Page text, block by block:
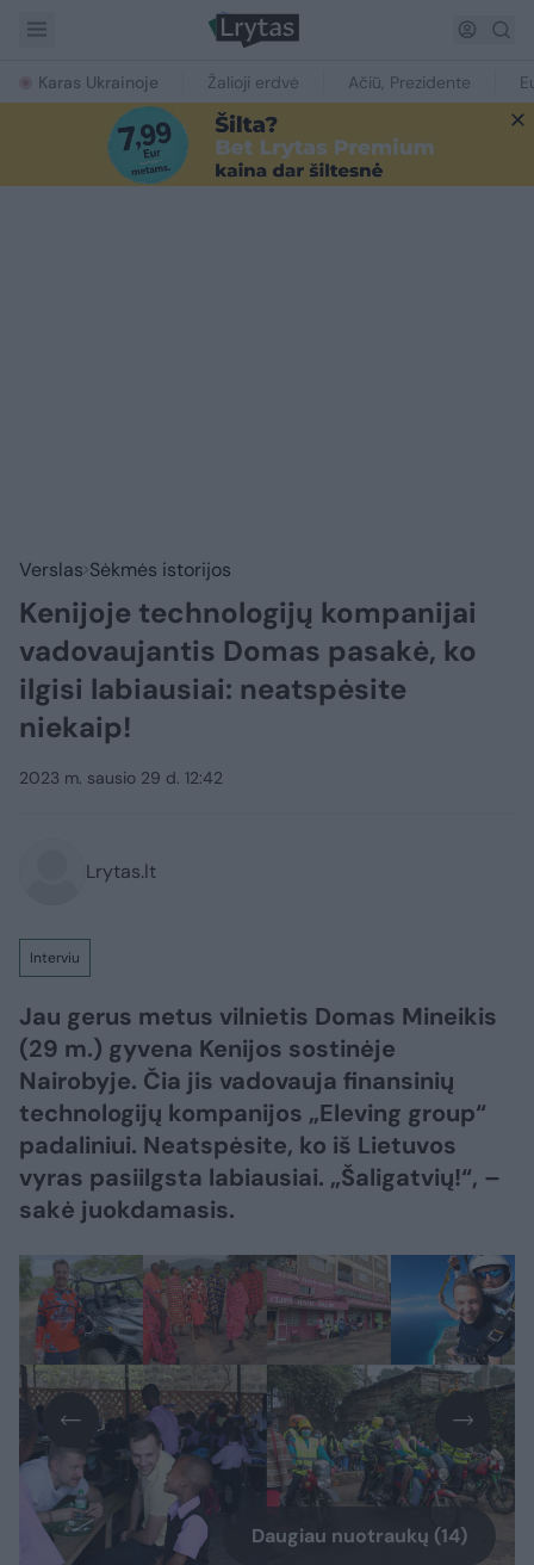
Karas Ukrainoje Žalioji erdvė Ačiū, Prezidente
Verslas Sėkmės istorijos
Kenijoje technologijų kompanijai
vadovaujantis Domas pasakė, ko
ilgisi labiausiai: neatspėsite
niekaip!
2023 m. sausio 29 d. 12:42
Lrytas.lt
Interviu
Jau gerus metus vilnietis Domas Mineikis
(29 m.) gyvena Kenijos sostinėje
Nairobyje. Čia jis vadovauja finansinių
technologijų kompanijos „Eleving group“
padaliniui. Neatspėsite, ko iš Lietuvos
vyras pasiilgsta labiausiai. „Šaligatvių!“, –
sakė juokdamasis.
Daugiau nuotraukų (14)